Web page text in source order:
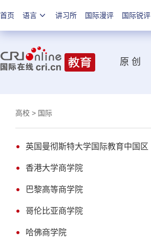
首页 语言 讲习所 国际漫评 国际锐评
原 创
高校 > 国际
英国曼彻斯特大学国际教育中国区
香港大学商学院
巴黎高等商学院
哥伦比亚商学院
哈佛商学院